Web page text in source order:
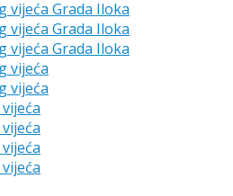
vijeća Grada Iloka
vijeća Grada Iloka
vijeća Grada Iloka
vijeća
vijeća